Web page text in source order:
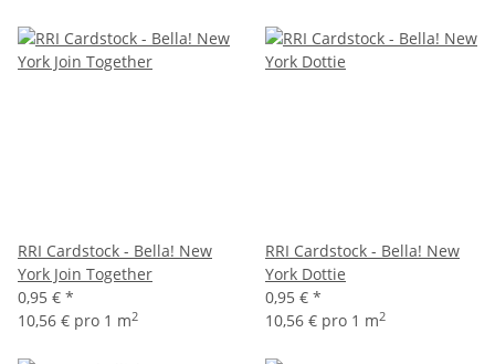
RRI Cardstock - Bella! New
York Join Together
0,95 € *
10,56 € pro 1 m2
RRI Cardstock - Bella! New
York Dottie
0,95 € *
10,56 € pro 1 m2